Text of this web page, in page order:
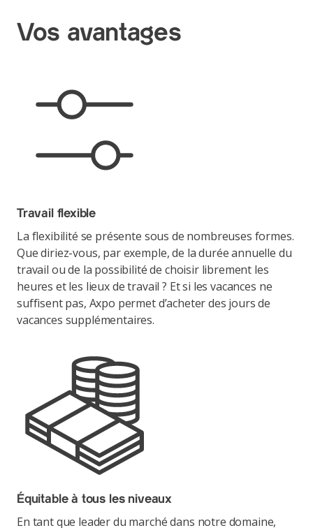
Vos avantages
Travail flexible
La flexibilité se présente sous de nombreuses formes.
Que diriez-vous, par exemple, de la durée annuelle du
travail ou de la possibilité de choisir librement les
heures et les lieux de travail ? Et si les vacances ne
suffisent pas, Axpo permet d’acheter des jours de
vacances supplémentaires.
Équitable à tous les niveaux
En tant que leader du marché dans notre domaine,